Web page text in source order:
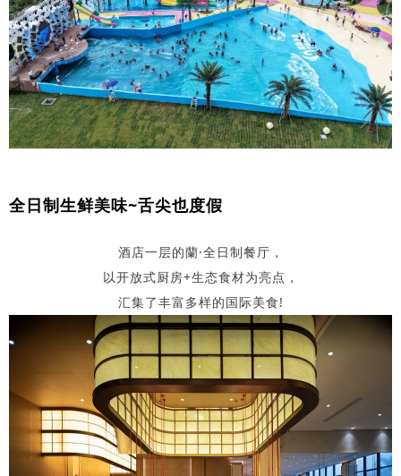
全日制生鲜美味~舌尖也度假
酒店一层的蘭·全日制餐厅，
以开放式厨房+生态食材为亮点，
汇集了丰富多样的国际美食!